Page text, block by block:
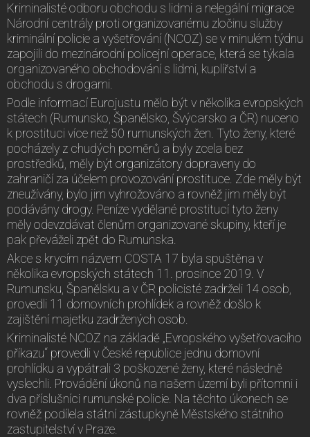
Kriminalisté odboru obchodu s lidmi a nelegální migrace
Národní centrály proti organizovanému zločinu služby
kriminální policie a vyšetřování (NCOZ) se v minulém týdnu
zapojili do mezinárodní policejní operace, která se týkala
organizovaného obchodování s lidmi, kuplířství a
obchodu s drogami.
Podle informací Eurojustu mělo být v několika evropských
státech (Rumunsko, Španělsko, Švýcarsko a ČR) nuceno
k prostituci více než 50 rumunských žen. Tyto ženy, které
pocházely z chudých poměrů a byly zcela bez
prostředků, měly být organizátory dopraveny do
zahraničí za účelem provozování prostituce. Zde měly být
zneužívány, bylo jim vyhrožováno a rovněž jim měly být
podávány drogy. Peníze vydělané prostitucí tyto ženy
měly odevzdávat členům organizované skupiny, kteří je
pak převáželi zpět do Rumunska.
Akce s krycím názvem COSTA 17 byla spuštěna v
několika evropských státech 11. prosince 2019. V
Rumunsku, Španělsku a v ČR policisté zadrželi 14 osob,
provedli 11 domovních prohlídek a rovněž došlo k
zajištění majetku zadržených osob.
Kriminalisté NCOZ na základě „Evropského vyšetřovacího
příkazu“ provedli v České republice jednu domovní
prohlídku a vypátrali 3 poškozené ženy, které následně
vyslechli. Provádění úkonů na našem území byli přítomni i
dva příslušníci rumunské policie. Na těchto úkonech se
rovněž podílela státní zástupkyně Městského státního
zastupitelství v Praze.